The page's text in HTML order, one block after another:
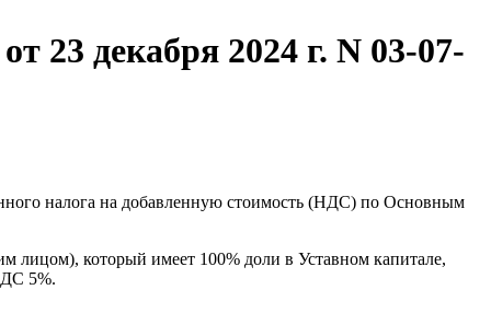
23 декабря 2024 г. N 03-07-
налога на добавленную стоимость (НДС) по Основным
который имеет 100% доли в Уставном капитале,
5%.